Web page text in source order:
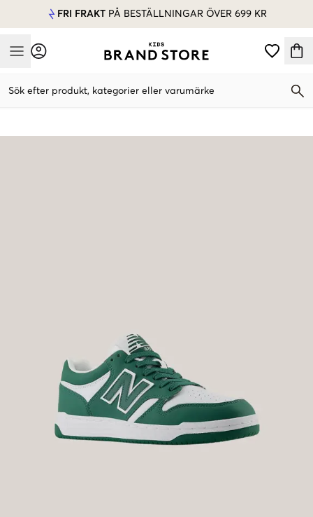
FRI FRAKT PÅ BESTÄLLNINGAR ÖVER 699 KR
Mobile Menu
Sök efter produkt, kategorier eller varumärke